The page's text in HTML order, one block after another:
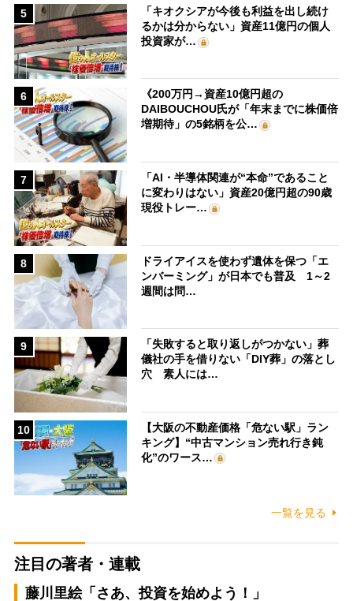
5
「キオクシアが今後も利益を出し続け
るかは分からない」資産11億円の個人
投資家が…
6
《200万円→資産10億円超の
DAIBOUCHOU氏が「年末までに株価倍
増期待」の5銘柄を公…
7
「AI・半導体関連が“本命”であること
に変わりはない」資産20億円超の90歳
現役トレー…
8
ドライアイスを使わず遺体を保つ「エ
ンバーミング」が日本でも普及 1～2
週間は問…
9
「失敗すると取り返しがつかない」葬
儀社の手を借りない「DIY葬」の落とし
穴 素人には…
10
【大阪の不動産価格「危ない駅」ラン
キング】“中古マンション売れ行き鈍
化”のワース…
一覧を見る
注目の著者・連載
藤川里絵「さあ、投資を始めよう！」